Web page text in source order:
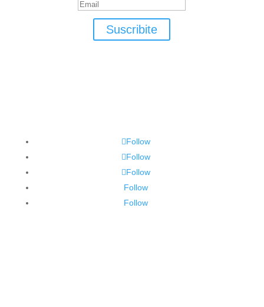
Suscribite
Follow
Follow
Follow
Follow
Follow